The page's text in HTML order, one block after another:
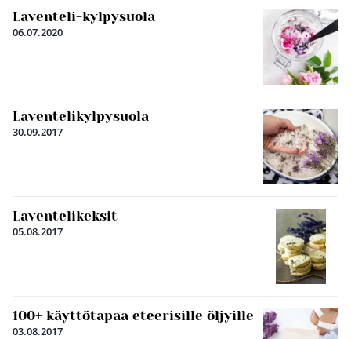
Laventeli-kylpysuola
06.07.2020
Laventelikylpysuola
30.09.2017
Laventelikeksit
05.08.2017
100+ käyttötapaa eteerisille öljyille
03.08.2017